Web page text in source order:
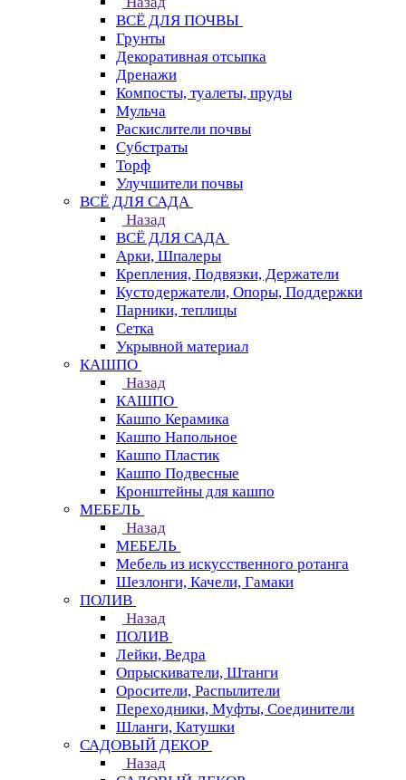
ВСЁ ДЛЯ ПОЧВЫ
Грунты
Декоративная отсыпка
Дренажи
Компосты, туалеты, пруды
Мульча
Раскислители почвы
Субстраты
Торф
Улучшители почвы
ВСЁ ДЛЯ САДА
Назад
ВСЁ ДЛЯ САДА
Арки, Шпалеры
Крепления, Подвязки, Держатели
Кустодержатели, Опоры, Поддержки
Парники, теплицы
Сетка
Укрывной материал
КАШПО
Назад
КАШПО
Кашпо Керамика
Кашпо Напольное
Кашпо Пластик
Кашпо Подвесные
Кронштейны для кашпо
МЕБЕЛЬ
Назад
МЕБЕЛЬ
Мебель из искусственного ротанга
Шезлонги, Качели, Гамаки
ПОЛИВ
Назад
ПОЛИВ
Лейки, Ведра
Опрыскиватели, Штанги
Оросители, Распылители
Переходники, Муфты, Соединители
Шланги, Катушки
САДОВЫЙ ДЕКОР
Назад